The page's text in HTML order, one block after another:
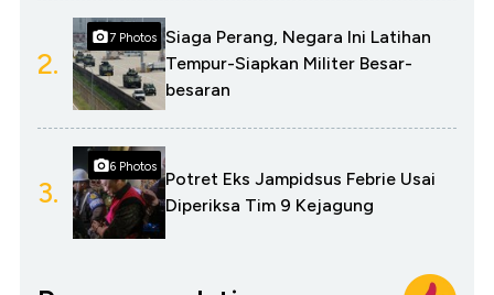
2.
7 Photos
Siaga Perang, Negara Ini Latihan
Tempur-Siapkan Militer Besar-
besaran
3.
6 Photos
Potret Eks Jampidsus Febrie Usai
Diperiksa Tim 9 Kejagung